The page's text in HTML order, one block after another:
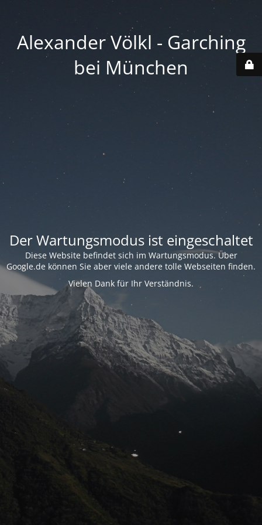
Alexander Völkl - Garching
bei München
Der Wartungsmodus ist eingeschaltet
Diese Website befindet sich im Wartungsmodus. Über
Google.de können Sie aber viele andere tolle Webseiten finden.
Vielen Dank für Ihr Verständnis.